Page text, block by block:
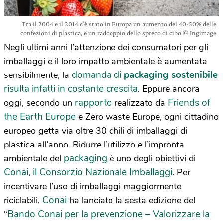
Tra il 2004 e il 2014 c’è stato in Europa un aumento del 40-50% delle
confezioni di plastica, e un raddoppio dello spreco di cibo © Ingimage
Negli ultimi anni l’attenzione dei consumatori per gli
imballaggi e il loro impatto ambientale è aumentata
sensibilmente, la domanda di packaging sostenibile
risulta infatti in costante crescita. Eppure ancora
oggi, secondo un rapporto realizzato da Friends of
the Earth Europe e Zero waste Europe, ogni cittadino
europeo getta via oltre 30 chili di imballaggi di
plastica all’anno. Ridurre l’utilizzo e l’impronta
ambientale del packaging è uno degli obiettivi di
Conai, il Consorzio Nazionale Imballaggi. Per
incentivare l’uso di imballaggi maggiormente
riciclabili, Conai ha lanciato la sesta edizione del
“Bando Conai per la prevenzione – Valorizzare la